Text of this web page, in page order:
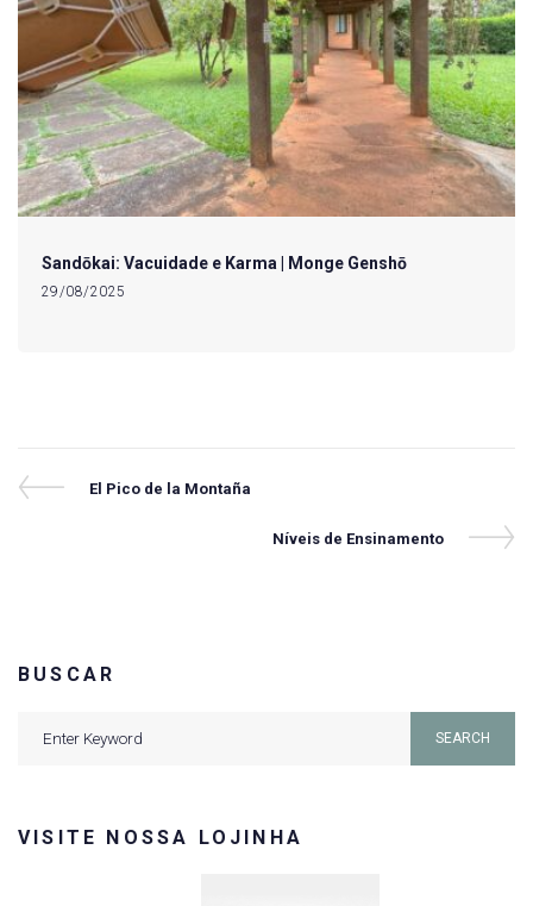
Sandōkai: Vacuidade e Karma | Monge Genshō
29/08/2025
Navegação
Previous
El Pico de la Montaña
Next
Níveis de Ensinamento
BUSCAR
SEARCH
VISITE NOSSA LOJINHA